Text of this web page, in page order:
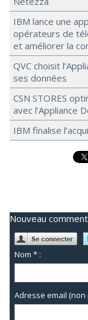
IBM lance une
opérateurs de
et améliorer la
QVC choisit
ses données
CSN STORES
avec l’Appliance
IBM finalise
Nouveau
Nom * :
Adresse email (non